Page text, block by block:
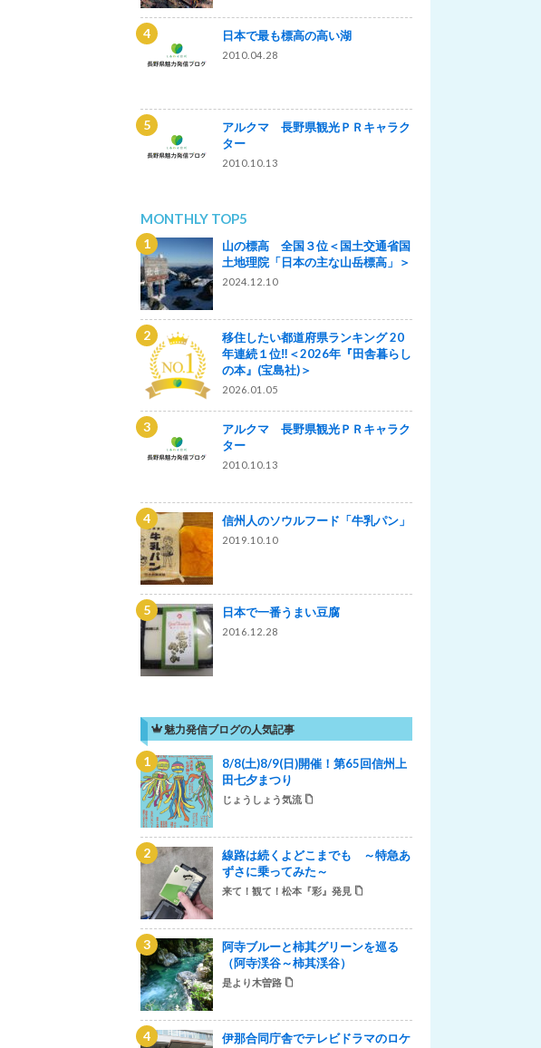
日本で最も標高の高い湖
2010.04.28
アルクマ 長野県観光ＰＲキャラク
ター
2010.10.13
MONTHLY TOP5
山の標高 全国３位＜国土交通省国
土地理院「日本の主な山岳標高」＞
2024.12.10
移住したい都道府県ランキング 20
年連続１位‼＜2026年『田舎暮らし
の本』(宝島社)＞
2026.01.05
アルクマ 長野県観光ＰＲキャラク
ター
2010.10.13
信州人のソウルフード「牛乳パン」
2019.10.10
日本で一番うまい豆腐
2016.12.28
魅力発信ブログの人気記事
8/8(土)8/9(日)開催！第65回信州上
田七夕まつり
じょうしょう気流
線路は続くよどこまでも ～特急あ
ずさに乗ってみた～
来て！観て！松本『彩』発見
阿寺ブルーと柿其グリーンを巡る
（阿寺渓谷～柿其渓谷）
是より木曽路
伊那合同庁舎でテレビドラマのロケ